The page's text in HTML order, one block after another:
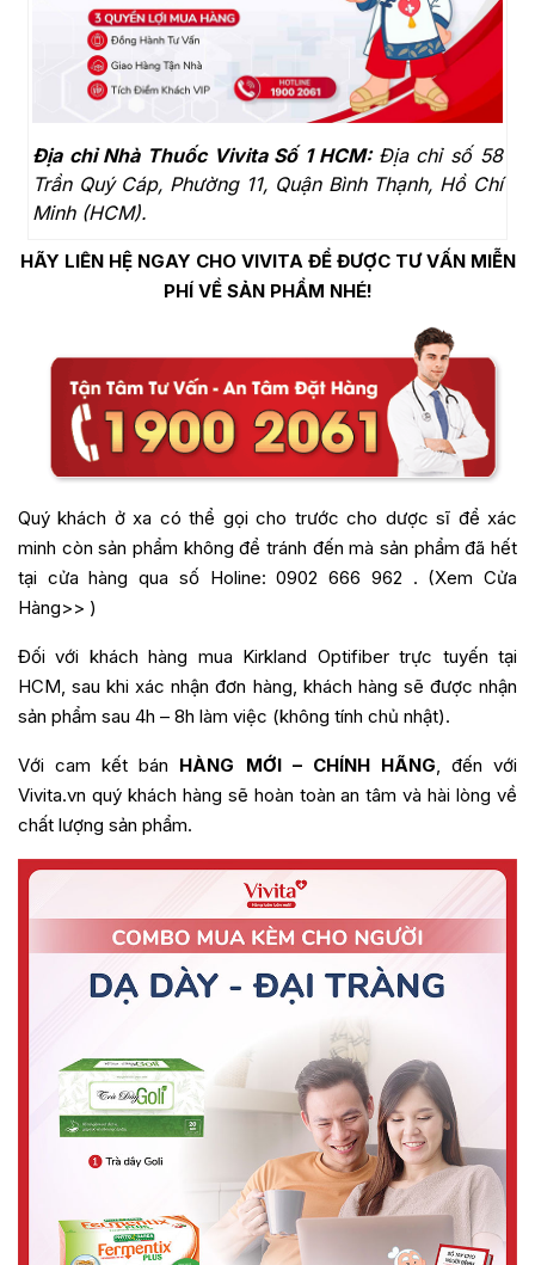
Địa chỉ Nhà Thuốc Vivita Số 1 HCM: Địa chỉ số 58
Trần Quý Cáp, Phường 11, Quận Bình Thạnh, Hồ Chí
Minh (HCM).
HÃY LIÊN HỆ NGAY CHO VIVITA ĐỂ ĐƯỢC TƯ VẤN MIỄN
PHÍ VỀ SẢN PHẨM NHÉ!
Quý khách ở xa có thể gọi cho trước cho dược sĩ để xác
minh còn sản phẩm không để tránh đến mà sản phẩm đã hết
tại cửa hàng qua số Holine:0902 666 962 . (Xem Cửa
Hàng>> )
Đối với khách hàng mua Kirkland Optifibertrực tuyến tại
HCM, sau khi xác nhận đơn hàng, khách hàng sẽ được nhận
sản phẩm sau 4h – 8h làm việc (không tính chủ nhật).
Với cam kết bán HÀNG MỚI – CHÍNH HÃNG, đến với
Vivita.vn quý khách hàng sẽ hoàn toàn an tâm và hài lòng về
chất lượng sản phẩm.